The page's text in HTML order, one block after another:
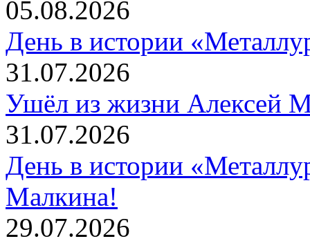
05.08.2026
День в истории
31.07.2026
Ушёл из жизни Алексей
31.07.2026
День в истории
Малкина!
29.07.2026